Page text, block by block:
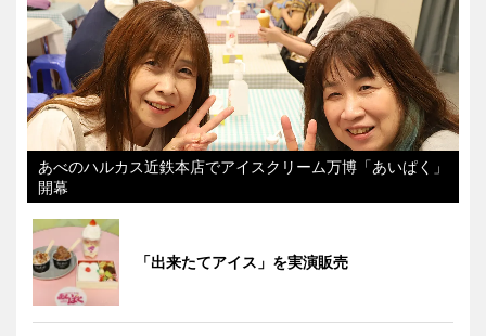
あべのハルカス近鉄本店でアイスクリーム万博「あいぱく」
開幕
「出来たてアイス」を実演販売